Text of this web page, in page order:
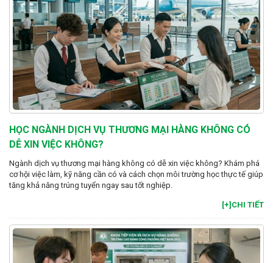
HỌC NGÀNH DỊCH VỤ THƯƠNG MẠI HÀNG KHÔNG CÓ
DỄ XIN VIỆC KHÔNG?
Ngành dịch vụ thương mại hàng không có dễ xin việc không? Khám phá
cơ hội việc làm, kỹ năng cần có và cách chọn môi trường học thực tế giúp
tăng khả năng trúng tuyển ngay sau tốt nghiệp.
[+]CHI TIẾT